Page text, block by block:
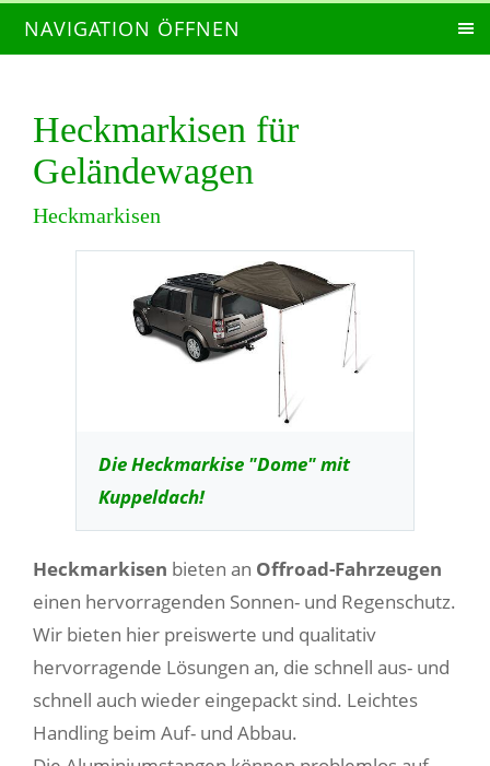
NAVIGATION ÖFFNEN
Heckmarkisen für
Geländewagen
Heckmarkisen
Die Heckmarkise "Dome" mit
Kuppeldach!
Heckmarkisen bieten an Offroad-Fahrzeugen
einen hervorragenden Sonnen- und Regenschutz.
Wir bieten hier preiswerte und qualitativ
hervorragende Lösungen an, die schnell aus- und
schnell auch wieder eingepackt sind. Leichtes
Handling beim Auf- und Abbau.